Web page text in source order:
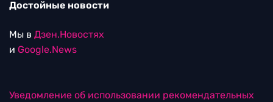
Достойные новости
Мы в Дзен.Новостях
и Google.News
Уведомление об использовании рекомендательных